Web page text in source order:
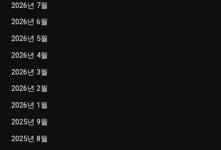
2026년 7월
2026년 6월
2026년 5월
2026년 4월
2026년 3월
2026년 2월
2026년 1월
2025년 9월
2025년 8월